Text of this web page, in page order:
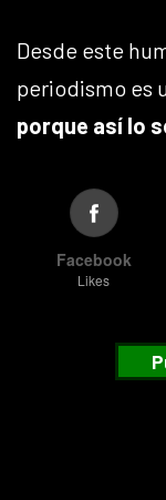
Desde este
periodismo es
porque así lo
Facebook
Likes